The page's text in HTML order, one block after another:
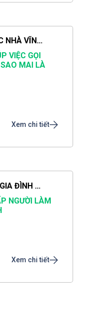
CẦN TÌM 1 NGƯỜI GIÚP VIỆC NHÀ VĨNH LONG 1 NGƯỜI GIỮ TRẺ 1 NGƯỜI CHĂM BÀ
VIỆC GỌI
MAI LÀ
Xem chi tiết
TÌM NGƯỜI GIÚP VIỆC CHO GIA ĐÌNH MÌNH NGAY HÔM NAY
NGƯỜI LÀM
Xem chi tiết